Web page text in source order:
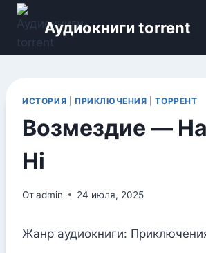
Перейти
содержимому
Аудиокниги torrent
ИСТОРИЯ ПРИКЛЮЧЕНИЯ |ТОРРЕНТ
Возмездие —
Hi
Отadmin 24 июля, 2025
Жанр аудиокниги: